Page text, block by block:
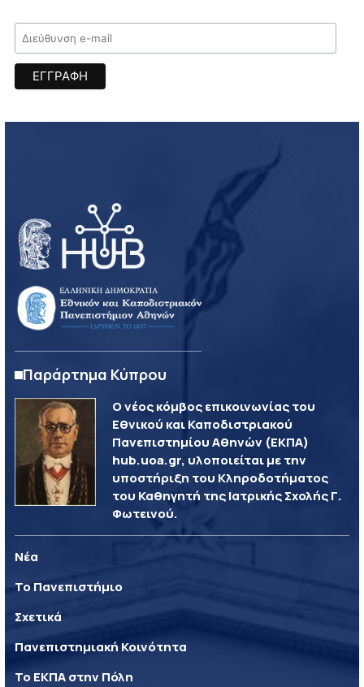
Παράρτημα Κύπρου
Ο νέος κόμβος επικοινωνίας του
Εθνικού και Καποδιστριακού
Πανεπιστημίου Αθηνών (ΕΚΠΑ)
hub.uoa.gr, υλοποιείται με την
υποστήριξη του Κληροδοτήματος
του Καθηγητή της Ιατρικής Σχολής Γ.
Φωτεινού.
Νέα
Το Πανεπιστήμιο
Σχετικά
Πανεπιστημιακή Κοινότητα
Το ΕΚΠΑ στην Πόλη